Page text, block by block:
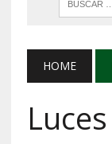
HOME